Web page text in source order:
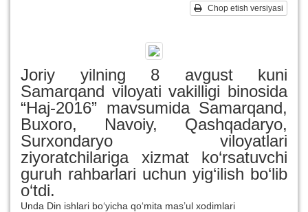
Chop etish versiyasi
Joriy yilning 8 avgust kuni
Samarqand viloyati vakilligi binosida
“Haj-2016” mavsumida Samarqand,
Buxoro, Navoiy, Qashqadaryo,
Surxondaryo viloyatlari
ziyoratchilariga xizmat ko‘rsatuvchi
guruh rahbarlari uchun yig‘ilish bo‘lib
o‘tdi.
Unda Din ishlari bo‘yicha qo‘mita mas’ul xodimlari